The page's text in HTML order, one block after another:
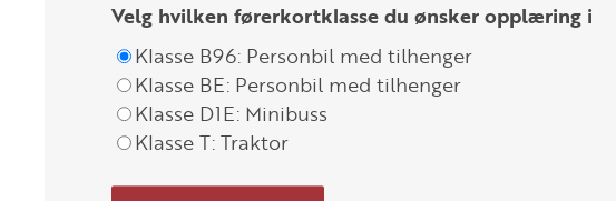
Velg hvilken førerkortklasse du ønsker opplæring i
Klasse B96: Personbil med tilhenger
Klasse BE: Personbil med tilhenger
Klasse D1E: Minibuss
Klasse T: Traktor